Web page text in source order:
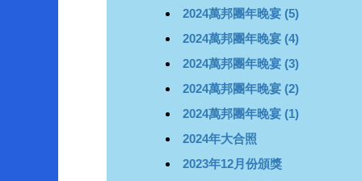
2024萬邦團年晚宴 (5)
2024萬邦團年晚宴 (4)
2024萬邦團年晚宴 (3)
2024萬邦團年晚宴 (2)
2024萬邦團年晚宴 (1)
2024年大合照
2023年12月份頒獎